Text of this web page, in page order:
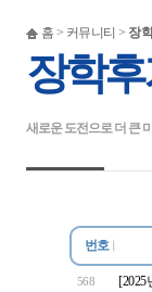
홈 > 커뮤니티 > 장
장학
새로운 도전으로 더 큰
번호
568